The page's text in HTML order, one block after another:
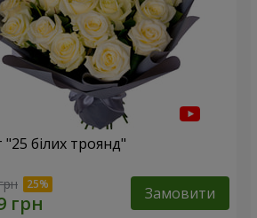
"25 білих троянд"
Замовити